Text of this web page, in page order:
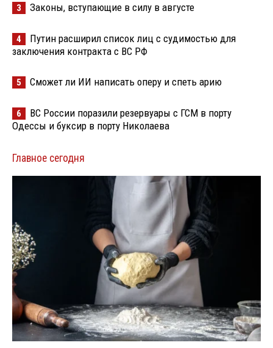
3 Законы, вступающие в силу в августе
4
Путин расширил список лиц с судимостью для
заключения контракта с ВС РФ
5 Сможет ли ИИ написать оперу и спеть арию
6
ВС России поразили резервуары с ГСМ в порту
Одессы и буксир в порту Николаева
Главное сегодня